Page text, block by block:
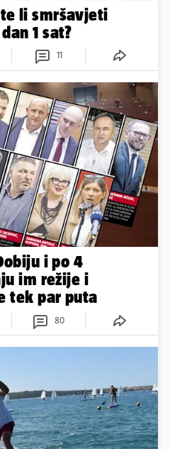
li smršavjeti
ako hodate svaki dan 1 sat?
11
i po 4
im režije i
stanove, a jave se tek par puta
80